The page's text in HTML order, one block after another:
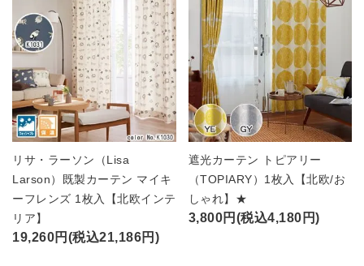
リサ・ラーソン（Lisa
Larson）既製カーテン マイキ
ーフレンズ 1枚入【北欧インテ
リア】
19,260円(税込21,186円)
遮光カーテン トピアリー
（TOPIARY）1枚入【北欧/お
しゃれ】★
3,800円(税込4,180円)